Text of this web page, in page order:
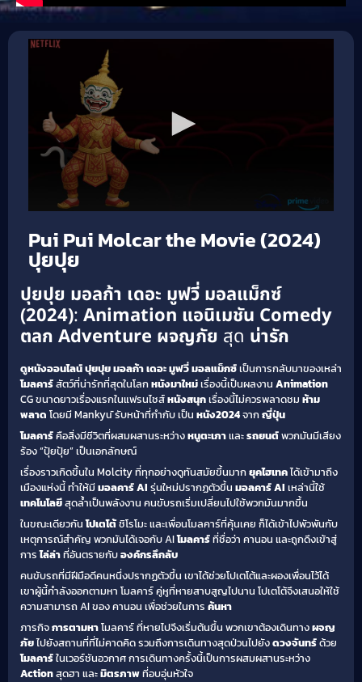
Pui Pui Molcar the Movie (2024)
ปุยปุย
ปุยปุย มอลก้า เดอะ มูฟวี่ มอลแม็กซ์
(2024): Animation แอนิเมชัน Comedy
ตลก Adventure ผจญภัย สุด น่ารัก
ดูหนังออนไลน์ปุยปุย มอลก้า เดอะ มูฟวี่ มอลแม็กซ์เป็นการกลับมาของเหล่า
โมลคาร์สัตว์ที่น่ารักที่สุดในโลกหนังมาใหม่เรื่องนี้เป็นผลงาน Animation
CG ขนาดยาวเรื่องแรกในแฟรนไชส์หนังสนุกเรื่องนี้ไม่ควรพลาดชม ห้าม
พลาด โดยมี Mankyū รับหน้าที่กำกับ เป็น หนัง2024จากญี่ปุ่น
โมลคาร์คือสิ่งมีชีวิตที่ผสมผสานระหว่างหนูตะเภาและรถยนต์พวกมันมีเสียง
ร้อง “ปุ้ยปุ้ย” เป็นเอกลักษณ์
เรื่องราวเกิดขึ้นใน Molcity ที่ทุกอย่างดูทันสมัยขึ้นมากยุคไฮเทคได้เข้ามาถึง
เมืองแห่งนี้ ทำให้มีมอลคาร์ AI รุ่นใหม่ปรากฏตัวขึ้น มอลคาร์ AI เหล่านี้ใช้
เทคโนโลยีสุดล้ำเป็นพลังงาน คนขับรถเริ่มเปลี่ยนไปใช้พวกมันมากขึ้น
ในขณะเดียวกันโปเตโต้ชิโรโมะ และเพื่อนโมลคาร์ที่คุ้นเคย ก็ได้เข้าไปพัวพันกับ
เหตุการณ์สำคัญ พวกมันได้เจอกับ AIโมลคาร์ที่ชื่อว่า คานอน และถูกดึงเข้าสู่
การไล่ล่าที่อันตรายกับองค์กรลึกลับ
คนขับรถที่มีฝีมือดีคนหนึ่งปรากฏตัวขึ้น เขาได้ช่วยโปเตโต้และผองเพื่อนไว้ได้
เขาผู้นี้กำลังออกตามหา โมลคาร์ คู่หูที่หายสาบสูญไปนาน โปเตโต้จึงเสนอให้ใช้
ความสามารถ AI ของ คานอน เพื่อช่วยในการ ค้นหา
ภารกิจการตามหาโมลคาร์ ที่หายไปจึงเริ่มต้นขึ้น พวกเขาต้องเดินทางผจญ
ภัยไปยังสถานที่ที่ไม่คาดคิด รวมถึงการเดินทางสุดป่วนไปยังดวงจันทร์ด้วย
โมลคาร์ในเวอร์ชันอวกาศ การเดินทางครั้งนี้เป็นการผสมผสานระหว่าง
Actionสุดฮา และมิตรภาพที่อบอุ่นหัวใจ